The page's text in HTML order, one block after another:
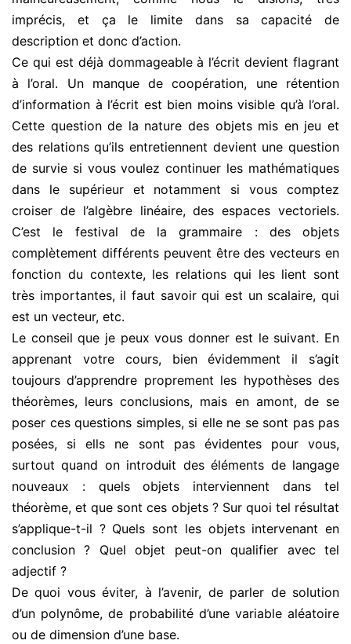
imprécis, et ça le limite dans sa capacité de
description et donc d’action.
Ce qui est déjà dommageable à l’écrit devient flagrant
à l’oral. Un manque de coopération, une rétention
d’information à l’écrit est bien moins visible qu’à l’oral.
Cette question de la nature des objets mis en jeu et
des relations qu’ils entretiennent devient une question
de survie si vous voulez continuer les mathématiques
dans le supérieur et notamment si vous comptez
croiser de l’algèbre linéaire, des espaces vectoriels.
C’est le festival de la grammaire : des objets
complètement différents peuvent être des vecteurs en
fonction du contexte, les relations qui les lient sont
très importantes, il faut savoir qui est un scalaire, qui
est un vecteur, etc.
Le conseil que je peux vous donner est le suivant. En
apprenant votre cours, bien évidemment il s’agit
toujours d’apprendre proprement les hypothèses des
théorèmes, leurs conclusions, mais en amont, de se
poser ces questions simples, si elle ne se sont pas pas
posées, si ells ne sont pas évidentes pour vous,
surtout quand on introduit des éléments de langage
nouveaux : quels objets interviennent dans tel
théorème, et que sont ces objets ? Sur quoi tel résultat
s’applique-t-il ? Quels sont les objets intervenant en
conclusion ? Quel objet peut-on qualifier avec tel
adjectif ?
De quoi vous éviter, à l’avenir, de parler de solution
d’un polynôme, de probabilité d’une variable aléatoire
ou de dimension d’une base.